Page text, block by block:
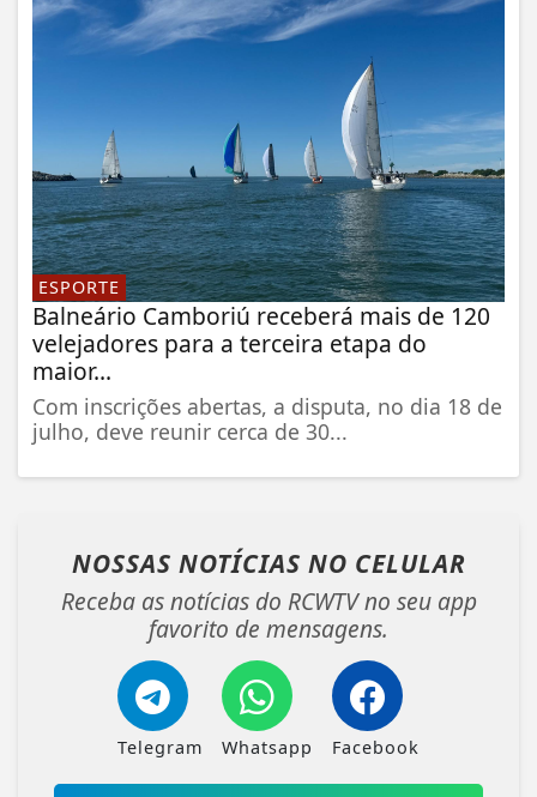
ESPORTE
Balneário Camboriú receberá mais de 120
velejadores para a terceira etapa do
maior...
Com inscrições abertas, a disputa, no dia 18 de
julho, deve reunir cerca de 30...
NOSSAS NOTÍCIAS NO CELULAR
Receba as notícias do RCWTV no seu app
favorito de mensagens.
Telegram Whatsapp Facebook